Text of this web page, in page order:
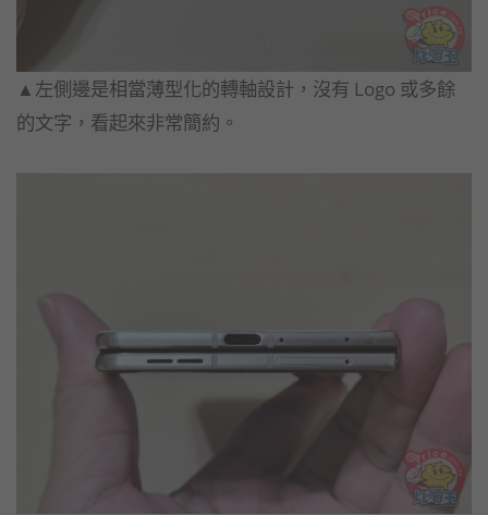
▲左側邊是相當薄型化的轉軸設計，沒有 Logo 或多餘
的文字，看起來非常簡約。